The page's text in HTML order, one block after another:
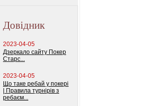
Довідник
2023-04-05
Дзеркало сайту Покер
Старс...
2023-04-05
Що таке ребай у покері
| Правила турнірів з
ребаєм...